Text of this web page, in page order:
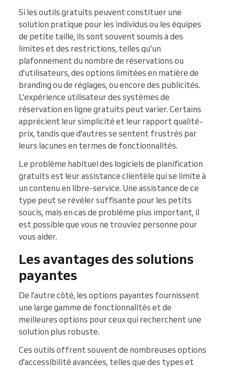
Si les outils gratuits peuvent constituer une
solution pratique pour les individus ou les équipes
de petite taille, ils sont souvent soumis à des
limites et des restrictions, telles qu'un
plafonnement du nombre de réservations ou
d'utilisateurs, des options limitées en matière de
branding ou de réglages, ou encore des publicités.
L'expérience utilisateur des systèmes de
réservation en ligne gratuits peut varier. Certains
apprécient leur simplicité et leur rapport qualité-
prix, tandis que d'autres se sentent frustrés par
leurs lacunes en termes de fonctionnalités.
Le problème habituel des logiciels de planification
gratuits est leur assistance clientèle qui se limite à
un contenu en libre-service. Une assistance de ce
type peut se révéler suffisante pour les petits
soucis, mais en cas de problème plus important, il
est possible que vous ne trouviez personne pour
vous aider.
Les avantages des solutions
payantes
De l'autre côté, les options payantes fournissent
une large gamme de fonctionnalités et de
meilleures options pour ceux qui recherchent une
solution plus robuste.
Ces outils offrent souvent de nombreuses options
d'accessibilité avancées, telles que des types et